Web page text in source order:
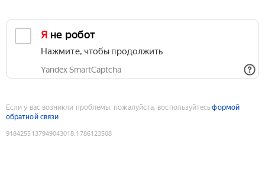
Я не робот
Нажмите, чтобы продолжить
Yandex SmartCaptcha
Если у вас возникли проблемы, пожалуйста, воспользуйтесьформой
обратной связи
9184255137949043018:1786123508